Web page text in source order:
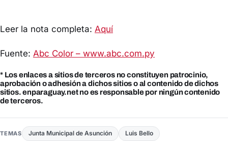
Leer la nota completa: Aquí
Fuente: Abc Color – www.abc.com.py
* Los enlaces a sitios de terceros no constituyen patrocinio,
aprobación o adhesión a dichos sitios o al contenido de dichos
sitios. enparaguay.net no es responsable por ningún contenido
de terceros.
TEMAS Junta Municipal de Asunción Luis Bello